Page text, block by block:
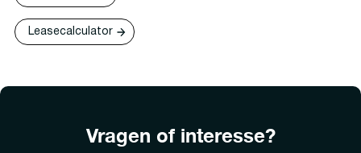
Leasecalculator
Vragen of interesse?